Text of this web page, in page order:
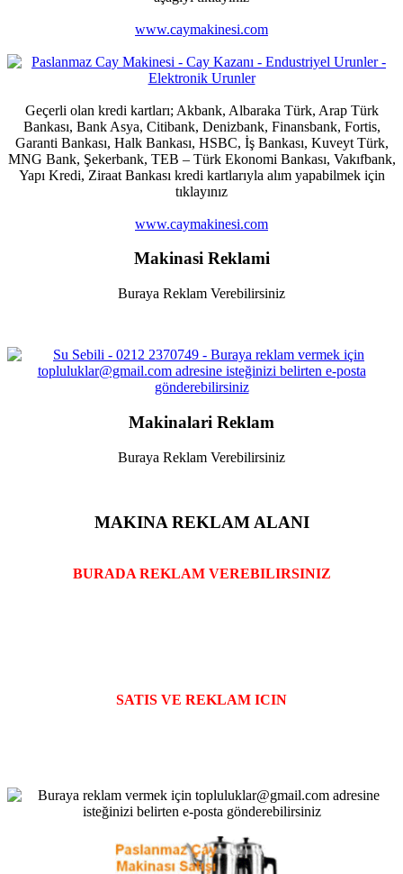
www.caymakinesi.com
Geçerli olan kredi kartları; Akbank, Albaraka Türk, Arap Türk
Bankası, Bank Asya, Citibank, Denizbank, Finansbank, Fortis,
Garanti Bankası, Halk Bankası, HSBC, İş Bankası, Kuveyt Türk,
MNG Bank, Şekerbank, TEB – Türk Ekonomi Bankası, Vakıfbank,
Yapı Kredi, Ziraat Bankası kredi kartlarıyla alım yapabilmek için
tıklayınız
www.caymakinesi.com
Makinasi Reklami
Buraya Reklam Verebilirsiniz
Makinalari Reklam
Buraya Reklam Verebilirsiniz
MAKINA REKLAM ALANI
BURADA REKLAM VEREBILIRSINIZ
SATIS VE REKLAM ICIN